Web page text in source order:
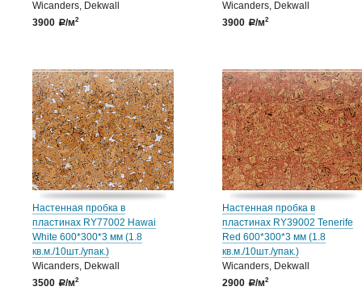
Wicanders, Dekwall
3900
a/м2
Wicanders, Dekwall
3900
a/м2
Настенная пробка в
пластинах RY77002 Hawai
White 600*300*3 мм (1.8
кв.м./10шт./упак.)
Wicanders, Dekwall
3500
a/м2
Настенная пробка в
пластинах RY39002 Tenerife
Red 600*300*3 мм (1.8
кв.м./10шт./упак.)
Wicanders, Dekwall
2900
a/м2